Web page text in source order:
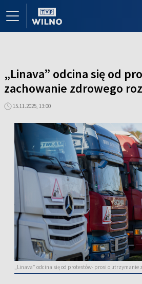
„Linava” odcina się od
zachowanie zdrowego
15.11.2025, 13:00
„Linava” odcina się od protestów- prosi o utrzymanie